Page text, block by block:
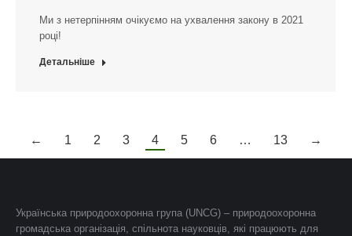
Ми з нетерпінням очікуємо на ухвалення закону в 2021
році!
Детальніше
← 1 2 3 4 5 6 … 13 →
Українська природоохоронна група (UNCG) – природоохоронна
громадська організація, спільнота науковців, які працюють для